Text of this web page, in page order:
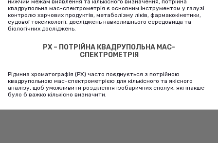
квадрупольна мас-спектрометрія є основним інструментом у галузі
контролю харчових продуктів, метаболізму ліків, фармакокінетики,
судової токсикології, досліджень навколишнього середовища та
біологічних досліджень.
РХ – ПОТРІЙНА КВАДРУПОЛЬНА МАС-
СПЕКТРОМЕТРІЯ
Рідинна хроматографія (РХ) часто поєднується з потрійною
квадрупольною мас-спектрометрією для кількісного та якісного
аналізу, щоб уможливити розділення ізобаричних сполук, які інакше
було б важко кількісно визначити.